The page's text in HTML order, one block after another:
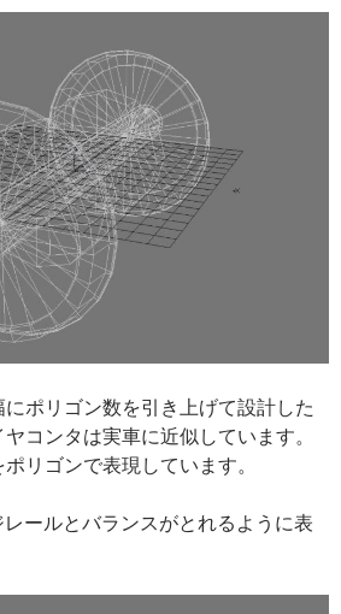
ポリゴン数を引き上げて設計した
コンタは実車に近似しています。
リゴンで表現しています。
ールとバランスがとれるように表